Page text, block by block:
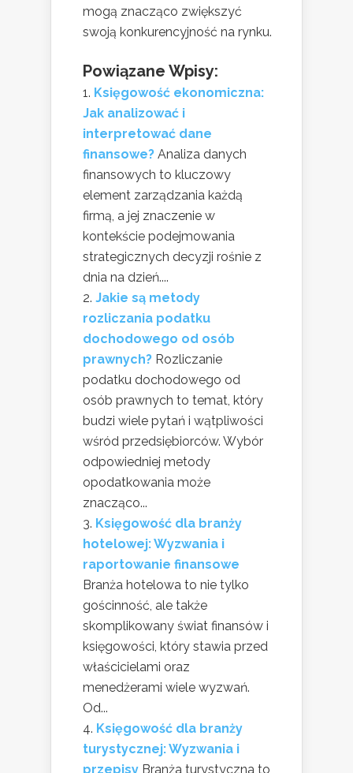
mogą znacząco zwiększyć
swoją konkurencyjność na rynku.
Powiązane Wpisy:
Księgowość ekonomiczna:
Jak analizować i
interpretować dane
finansowe? Analiza danych
finansowych to kluczowy
element zarządzania każdą
firmą, a jej znaczenie w
kontekście podejmowania
strategicznych decyzji rośnie z
dnia na dzień....
Jakie są metody
rozliczania podatku
dochodowego od osób
prawnych? Rozliczanie
podatku dochodowego od
osób prawnych to temat, który
budzi wiele pytań i wątpliwości
wśród przedsiębiorców. Wybór
odpowiedniej metody
opodatkowania może
znacząco...
Księgowość dla branży
hotelowej: Wyzwania i
raportowanie finansowe
Branża hotelowa to nie tylko
gościnność, ale także
skomplikowany świat finansów i
księgowości, który stawia przed
właścicielami oraz
menedżerami wiele wyzwań.
Od...
Księgowość dla branży
turystycznej: Wyzwania i
przepisy Branża turystyczna to